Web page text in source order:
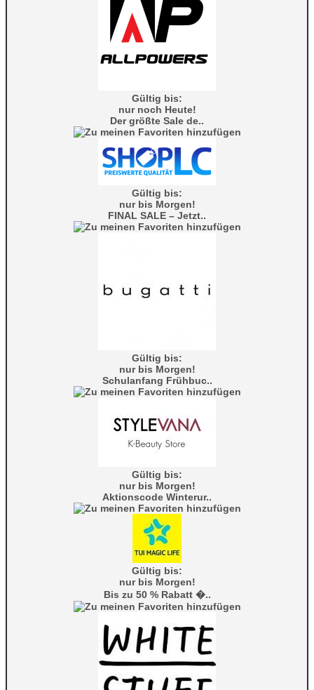
Gültig bis:
nur noch Heute!
Der größte Sale de..
Gültig bis:
nur bis Morgen!
FINAL SALE – Jetzt..
Gültig bis:
nur bis Morgen!
Schulanfang Frühbuc..
Gültig bis:
nur bis Morgen!
Aktionscode Winterur..
Gültig bis:
nur bis Morgen!
Bis zu 50 % Rabatt �..